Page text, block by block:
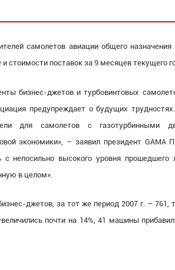
самолетов авиации общего назначения
и стоимости поставок за 9 месяцев текущего
бизнес-джетов и турбовинтовых
предупреждает о будущих
для самолетов с газотурбинными
экономики», – заявил президент GAMA
непосильно высокого уровня прошедшего
в целом».
джетов, за тот же период 2007 г. – 761,
почти на 14%, 41 машины